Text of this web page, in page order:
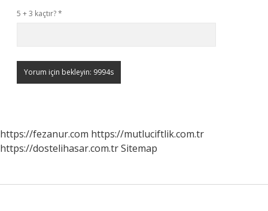
5 + 3 kaçtır?*
https://fezanur.com https://mutluciftlik.com.tr
https://dostelihasar.com.trSitemap